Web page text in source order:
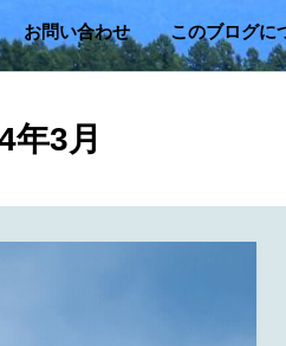
お問い合わせ このブログに
年3月